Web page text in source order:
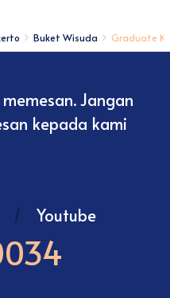
Buket Wisuda Graduate
Jangan
kepada kami
/ Youtube